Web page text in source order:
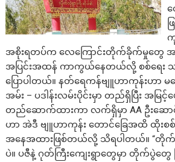
အစိုးရတပ်က လေကြောင်းတိုက်ခိုက်မှုတွေ အ
အပြင်းအထန် ကာကွယ်နေတယ်လို့ စစ်ရေး သ
ပြောပါတယ်။ နတ်ရေကန်ဗျူဟာကုန်းဟာ မ
အမ်း – ပဒါန်းလမ်းပိုင်းမှာ တည်ရှိပြီး အမြင့်
တည်ဆောက်ထားကာ လက်ရှိမှာ AA ဦးဆော
ဟာ အဲဒီ ဗျူဟာကုန်း တောင်ခြေအထိ ထိုးစ
အနေအထားဖြစ်တယ်လို့ သိရပါတယ်။ “တို
ပဲ။ ပဇီနဲ့ ဂုတ်ကြီးကျေးရွာတွေမှာ တိုက်ပွဲတွေ